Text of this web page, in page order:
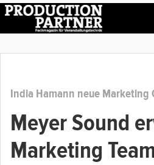
India Hamann neue Marketing
Meyer Sound
Marketing